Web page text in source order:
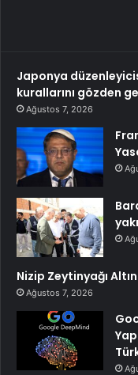
Japonya
kurallarını gözden
Ağustos 7, 2026
Nizip Zeytinyağı
Ağustos 7, 2026